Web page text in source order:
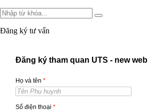
Đăng ký tư vấn
Đăng ký tham quan UTS - new web
Họ và tên *
Số điện thoại *